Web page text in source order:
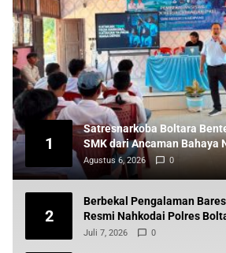
1
Satresnarkoba Boltara
SMK dari Ancaman Bahaya
Agustus 6, 2026 0
2
Berbekal Pengalaman
Resmi Nahkodai Polres
Juli 7, 2026 0